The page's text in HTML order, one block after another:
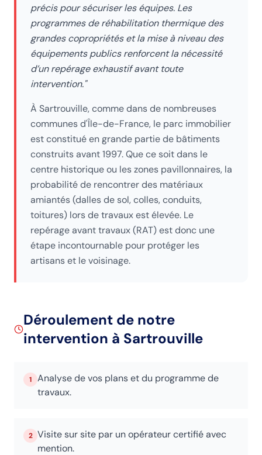
précis pour sécuriser les équipes. Les
programmes de réhabilitation thermique des
grandes copropriétés et la mise à niveau des
équipements publics renforcent la nécessité
d’un repérage exhaustif avant toute
intervention."
À Sartrouville, comme dans de nombreuses
communes d'Île-de-France, le parc immobilier
est constitué en grande partie de bâtiments
construits avant 1997. Que ce soit dans le
centre historique ou les zones pavillonnaires, la
probabilité de rencontrer des matériaux
amiantés (dalles de sol, colles, conduits,
toitures) lors de travaux est élevée. Le
repérage avant travaux (RAT) est donc une
étape incontournable pour protéger les
artisans et le voisinage.
Déroulement de notre
intervention à Sartrouville
1
Analyse de vos plans et du programme de
travaux.
2 Visite sur site par un opérateur certifié avec
mention.